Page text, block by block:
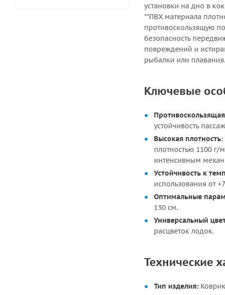
установки на дно в
**ПВХ материала
противоскользящую
безопасность
повреждений и
рыбалки или плавания.
Ключевые
устойчивость
Высокая плотность:
плотностью 1100 г/
интенсивным
Устойчивость к
использования от
Оптимальные
130 см.
Универсальный
расцветок лодок.
Технические
Тип изделия: